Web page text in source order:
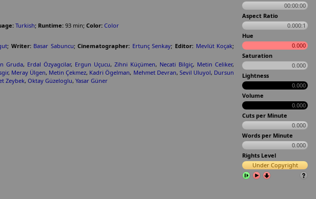
Turkish; Runtime: 93 min; Color: Color
; Writer: Basar Sabuncu;Cinematographer: Ertunç Senkay; Editor: Mevlüt Koçak;
Gruda, Erdal Özyagcilar, Ergun Uçucu, Zihni Küçümen, Necati Bilgiç, Metin Celiker,
, Meray Ülgen, Metin Çekmez, Kadri Ögelman, Mehmet Devran, Sevil Uluyol, Dursun
Zeybek, Oktay Güzeloglu, Yasar Güner
00:00:00
Aspect Ratio
0.000:1
Hue
0.000
Saturation
0.000
Lightness
0.000
Volume
0.000
Cuts per Minute
0.000
Words per Minute
0.000
Rights Level
Under Copyright